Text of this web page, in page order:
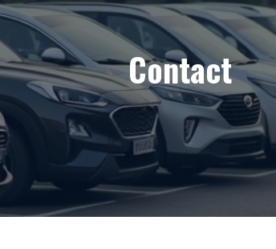
Contact